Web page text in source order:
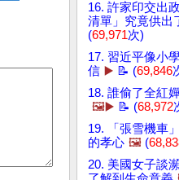
16. 許家印交出
清單」究竟供出
(69,971次)
17. 習近平像小
信 ▶️ 📝 (69,846
18. 誰偷了全紅
🖼️▶️ 📝 (68,972
19. 「張雪機車
的孝心 🖼️ (
20. 美國女子談